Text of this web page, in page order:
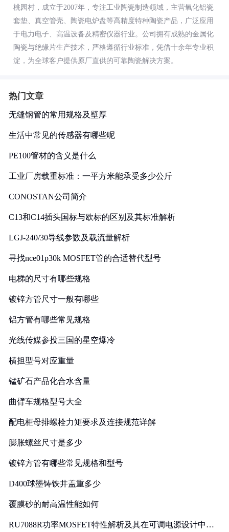
桃园村，成立于2007年，专注工业陶瓷制造领域，主营氧化铝瓷
套垫、真空管壳、陶瓷电炉盘等高精度特种陶瓷产品，广泛应用
于电力电子、高温设备及精密仪器行业。公司拥有成熟的金属化
陶瓷与绝缘片生产技术，严格遵循行业标准，凭借十余年专业积
淀，为全球客户提供原厂直供的可靠陶瓷解决方案。
热门文章
无缝钢管的常用规格及壁厚
生活中常见的传感器有哪些呢
PE100管材的含义是什么
工业厂房载重标准：一平方米能承受多少公斤
CONOSTAN公司简介
C13和C14插头国标与欧标的区别及其标准解析
LGJ-240/30导线参数及载流量解析
寻找nce01p30k MOSFET管的合适替代型号
电梯的尺寸有哪些规格
镀锌方管尺寸一般有哪些
铝方管有哪些常见规格
光线传媒参投三国的星空爆冷
横担型号对应重量
锰矿石产品化合水含量
曲臂车规格型号大全
配电柜母排螺栓力矩要求及连接规范详解
膨胀螺丝尺寸是多少
镀锌方管有哪些常见规格和型号
D400球墨铸铁井盖重多少
覆膜砂的耐高温性能如何
RU7088R功率MOSFET特性解析及其在可调电源设计中的